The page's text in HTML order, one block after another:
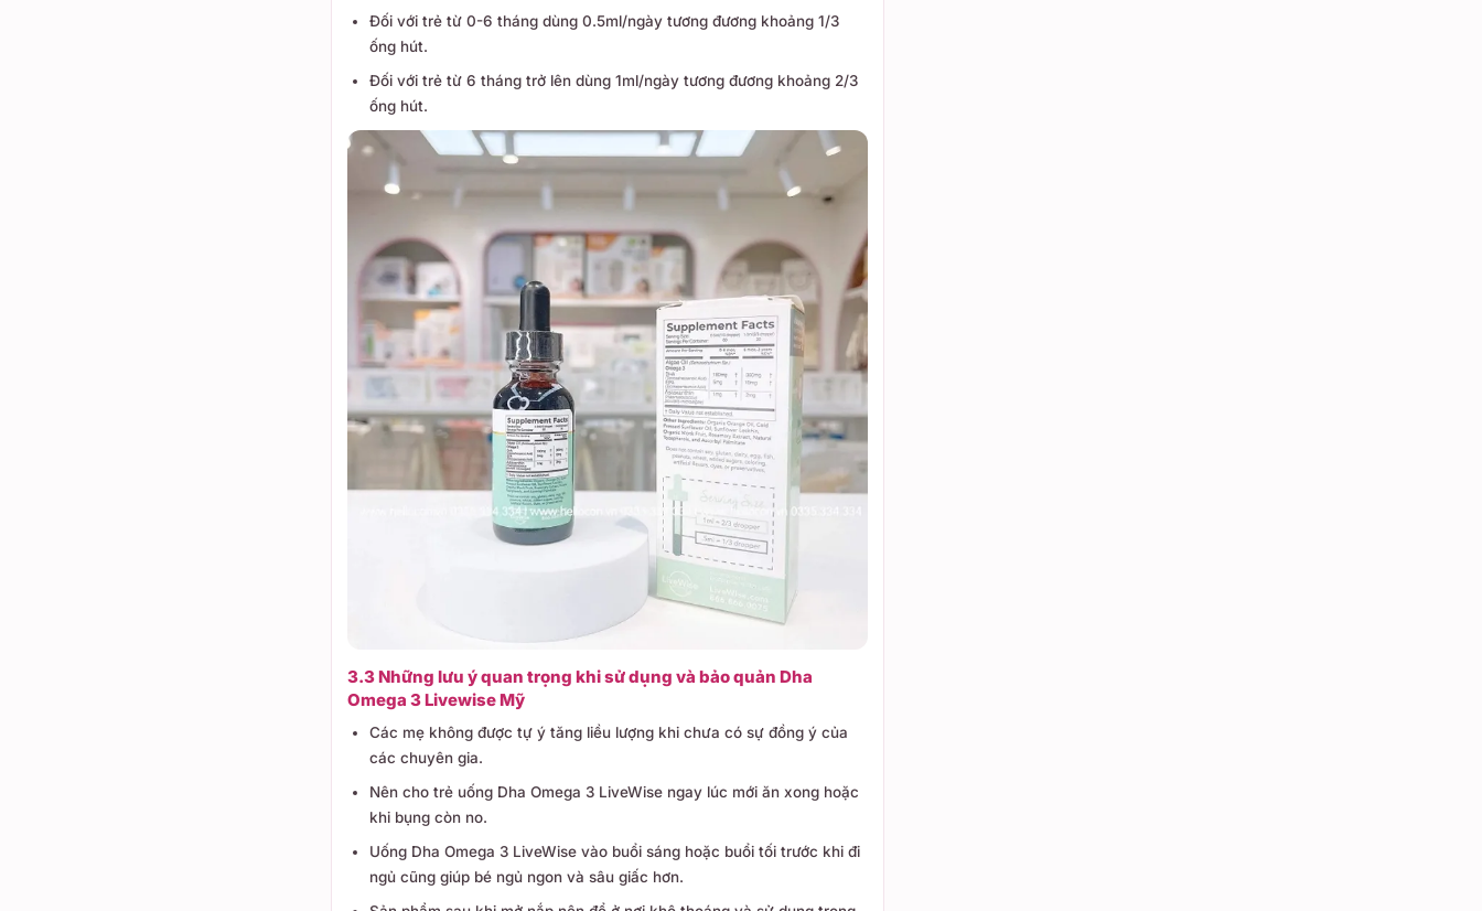
Đối với trẻ từ 0-6 tháng dùng 0.5ml/ngày tương đương khoảng 1/3
ống hút.
Đối với trẻ từ 6 tháng trở lên dùng 1ml/ngày tương đương khoảng 2/3
ống hút.
3.3 Những lưu ý quan trọng khi sử dụng và bảo quản Dha
Omega 3 Livewise Mỹ
Các mẹ không được tự ý tăng liều lượng khi chưa có sự đồng ý của
các chuyên gia.
Nên cho trẻ uống Dha Omega 3 LiveWise ngay lúc mới ăn xong hoặc
khi bụng còn no.
Uống Dha Omega 3 LiveWise vào buổi sáng hoặc buổi tối trước khi đi
ngủ cũng giúp bé ngủ ngon và sâu giấc hơn.